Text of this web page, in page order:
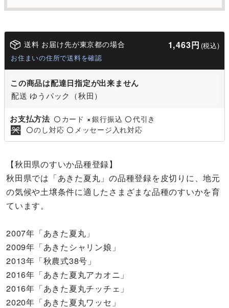
送料 お届け先が東京都の場合 1,463円 (税込)
お住まいの住所で送料を確認
この商品は配達日指定が出来ません
配送 ゆうパック（秋田）
お支払方法 〇 カード × 銀行振込 〇代引き
〇のし対応 〇 メッセージ入れ対応
【秋田県のすいか品種登録】
秋田県では「あきた夏丸」の品種登録を皮切りに、地元
の気候や土壌条件に適したさまざまな品種のすいかを育
ています。
2007年「あきた夏丸」
2009年「あきたシャリン娘」
2013年「秋農式38号」
2016年「あきた夏丸アカオニ」
2016年「あきた夏丸チッチェ」
2020年「あきた夏丸ワッセ」